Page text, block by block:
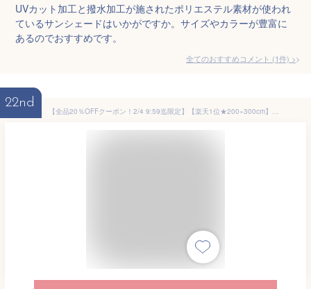
UVカット加工と撥水加工が施されたポリエステル素材が使われ
ているサンシェードはいかがですか。サイズやカラーが豊富に
あるのでおすすめです。
全てのおすすめコメント (1件) >
22nd
【全品20％OFFクーポン！2/4 9:59迄限定】【楽天1位★200×300cm】日よけ シェード サンシェード ベランダ 庭 窓 日除け 屋外 紫外線 UV UV対策 オーニング マンション シンプル 防水 撥水 はっ水 雨よけ 大きいサイズ 大型 目隠し タープ 縦 横